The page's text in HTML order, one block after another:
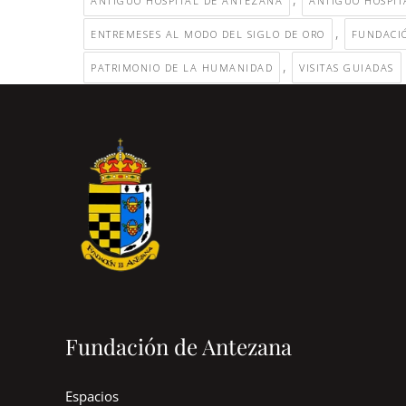
ENTREMESES AL MODO DEL SIGLO DE ORO ,
PATRIMONIO DE LA HUMANIDAD , VISITAS GUIADAS
Fundación de Antezana
Espacios